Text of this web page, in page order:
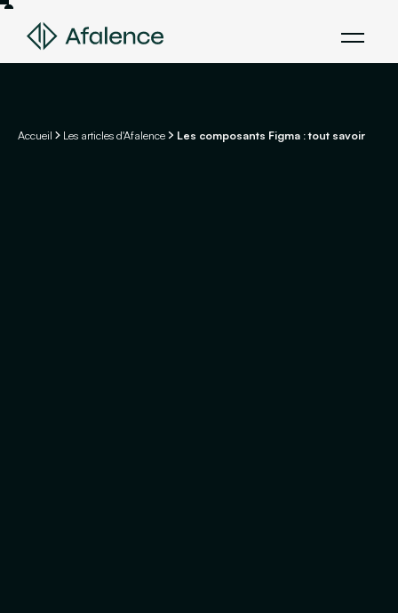
Accueil Les articles d'Afalence Les composants Figma : tout savoir